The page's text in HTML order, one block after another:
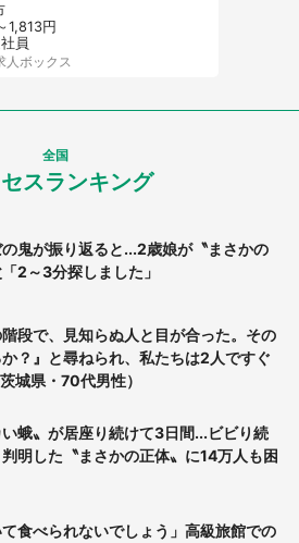
1,813円
員
人ボックス
全国
スランキング
鬼が振り返ると...2歳娘が〝まさかの
2～3分探しました」
階段で、見知らぬ人と目が合った。その
か？』と尋ねられ、私たちは2人ですぐ
城県・70代男性）
蛾〟が居座り続けて3日間...ビビり続
明した〝まさかの正体〟に14万人も困
て食べられないでしょう」高級旅館での